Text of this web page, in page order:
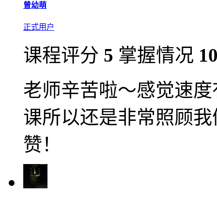
曾幼萌
正式用户
课程评分 5 掌握情况
老师辛苦啦～感觉速
课所以还是非常照顾
赞！